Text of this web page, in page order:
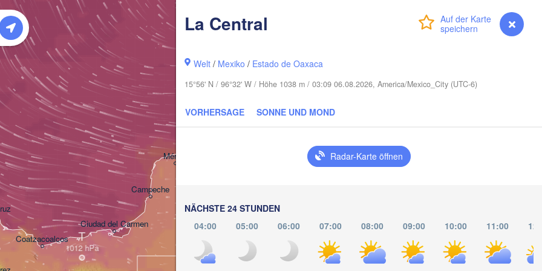
myVentusky Vorhersage
La Central
Welt / Mexiko / Estado de Oaxaca
15°56' N / 96°32' W / Höhe 1038 m / 03:09 06.08.2026, America/Mexico_City (UTC-6)
VORHERSAGE SONNE UND MOND
Radar-Karte öffnen
NÄCHSTE 24 STUNDEN
04:00
05:00 06:00 07:00 08:00 09:00 10:00 11:00
Campeche
Coatzacoalcos
Ciudad del Carmen
La Habana
Pinar del Río
Miami
Mérida
Chetumal
Nassau
T